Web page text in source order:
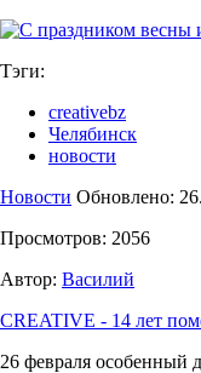
Тэги:
creativebz
Челябинск
новости
Новости Обновлено:
Просмотров: 2056
Автор: Василий
CREATIVE - 14 лет
26 февраля особенный